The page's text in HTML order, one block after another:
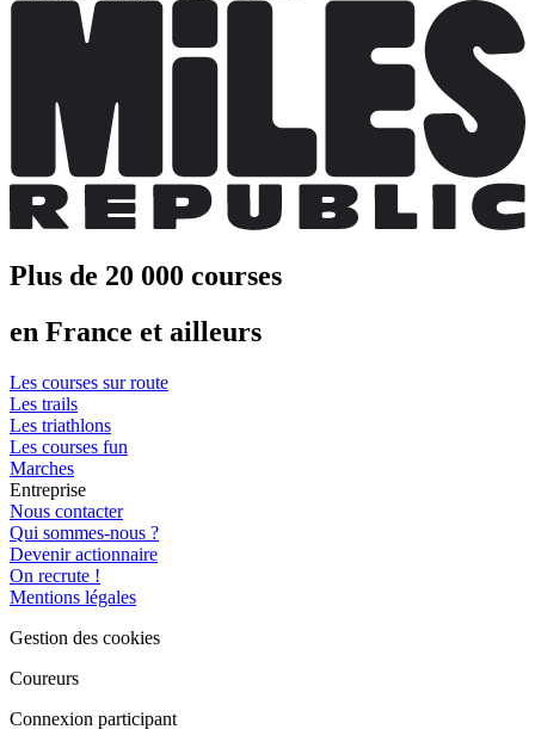
Plus de 20 000 courses
en France et ailleurs
Les courses sur route
Les trails
Les triathlons
Les courses fun
Marches
Entreprise
Nous contacter
Qui sommes-nous ?
Devenir actionnaire
On recrute !
Mentions légales
Gestion des cookies
Coureurs
Connexion participant